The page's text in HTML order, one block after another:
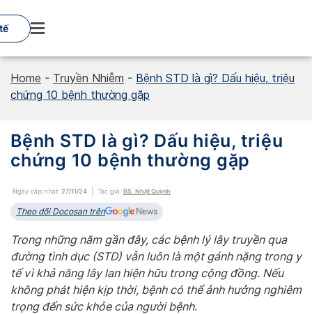
to
content
Home - Truyền Nhiễm - Bệnh STD là gì? Dấu hiệu, triệu
chứng 10 bệnh thường gặp
Bệnh STD là gì? Dấu hiệu, triệu
chứng 10 bệnh thường gặp
Ngày cập nhật: 27/11/24 Tác giả: BS. Nhật Quỳnh
Theo dõi Docosan trên
Trong những năm gần đây, các bệnh lý lây truyền qua
đường tình dục (STD) vẫn luôn là một gánh nặng trong y
tế vì khả năng lây lan hiện hữu trong cộng đồng. Nếu
không phát hiện kịp thời, bệnh có thể ảnh hưởng nghiêm
trọng đến sức khỏe của người bệnh.